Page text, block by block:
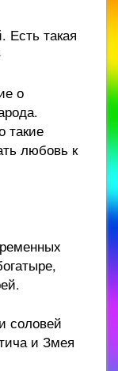
Есть такая
о
такие
любовь к
соловей
и Змея